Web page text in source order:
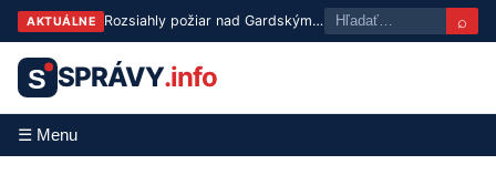
AKTUÁLNE Rozsiahly požiar nad Gardským jazerom: evakuovali už vyše 200 ľudí ⌕
S SPRÁVY.info
☰ Menu